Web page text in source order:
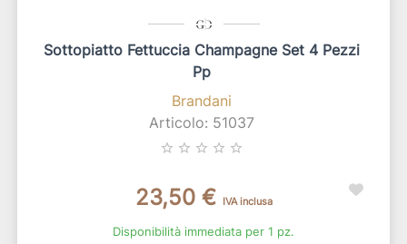
Sottopiatto Fettuccia Champagne Set 4 Pezzi
Pp
Brandani
Articolo: 51037
star_border star_border star_border star_border star_border
23,50 € IVA inclusa
Disponibilità immediata per 1 pz.